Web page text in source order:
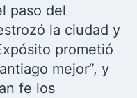
paso del
la ciudad y
prometió
mejor”, y
fe los